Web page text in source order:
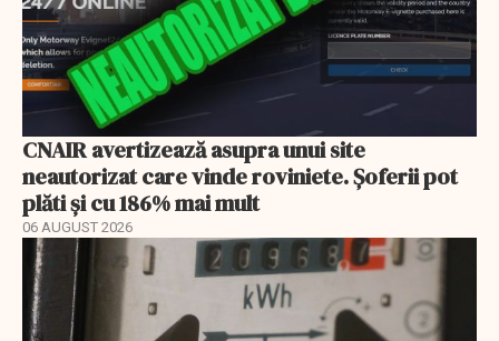
CNAIR avertizează asupra unui site
neautorizat care vinde roviniete. Șoferii pot
plăti și cu 186% mai mult
06 AUGUST 2026